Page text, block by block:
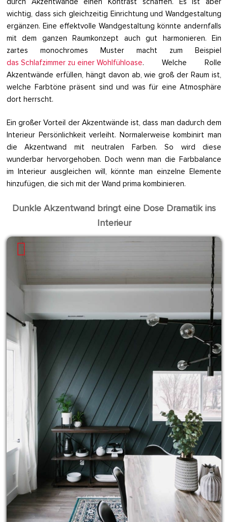
wichtig, dass sich gleichzeitig Einrichtung und Wandgestaltung
ergänzen. Eine effektvolle Wandgestaltung könnte andernfalls
mit dem ganzen Raumkonzept auch gut harmonieren. Ein
zartes monochromes Muster macht zum Beispiel
das Schlafzimmer zu einer Wohlfühloase. Welche Rolle
Akzentwände erfüllen, hängt davon ab, wie groß der Raum ist,
welche Farbtöne präsent sind und was für eine Atmosphäre
dort herrscht.
Ein großer Vorteil der Akzentwände ist, dass man dadurch dem
Interieur Persönlichkeit verleiht. Normalerweise kombinirt man
die Akzentwand mit neutralen Farben. So wird diese
wunderbar hervorgehoben. Doch wenn man die Farbbalance
im Interieur ausgleichen will, könnte man einzelne Elemente
hinzufügen, die sich mit der Wand prima kombinieren.
Dunkle Akzentwand bringt eine Dose Dramatik ins
Interieur